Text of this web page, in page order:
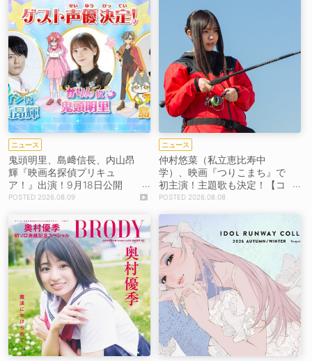
ニュース
鬼頭明里、島﨑信長、内山昂
輝『映画名探偵プリキュ
ア！』出演！9月18日公開
【コメントあり】
2026.08.09
ニュース
仲村悠菜（私立恵比寿中
学）、映画『つりこまち』で
初主演！主題歌も決定！【コ
メントあり】
2026.08.08